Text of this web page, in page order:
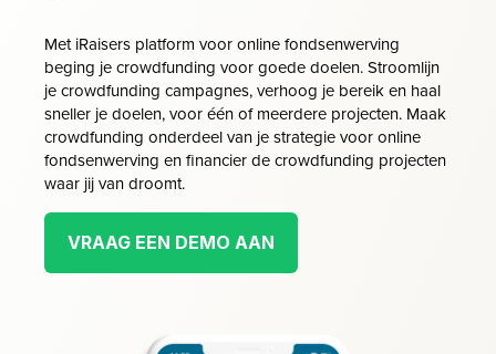
Met iRaisers platform voor online fondsenwerving
beging je crowdfunding voor goede doelen. Stroomlijn
je crowdfunding campagnes, verhoog je bereik en haal
sneller je doelen, voor één of meerdere projecten. Maak
crowdfunding onderdeel van je strategie voor online
fondsenwerving en financier de crowdfunding projecten
waar jij van droomt.
VRAAG EEN DEMO AAN